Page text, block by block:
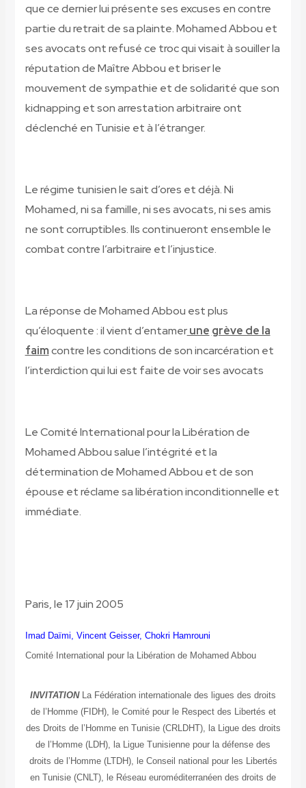
que ce dernier lui présente ses excuses en contre
partie du retrait de sa plainte. Mohamed Abbou et
ses avocats ont refusé ce troc qui visait à souiller la
réputation de Maître Abbou et briser le
mouvement de sympathie et de solidarité que son
kidnapping et son arrestation arbitraire ont
déclenché en Tunisie et à l’étranger.
Le régime tunisien le sait d’ores et déjà. Ni
Mohamed, ni sa famille, ni ses avocats, ni ses amis
ne sont corruptibles. Ils continueront ensemble le
combat contre l’arbitraire et l’injustice.
La réponse de Mohamed Abbou est plus
qu’éloquente : il vient d’entamerune grève de la
faimcontre les conditions de son incarcération et
l’interdiction qui lui est faite de voir ses avocats
Le Comité International pour la Libération de
Mohamed Abbou salue l’intégrité et la
détermination de Mohamed Abbou et de son
épouse et réclame sa libération inconditionnelle et
immédiate.
Paris, le 17 juin 2005
Imad Daïmi, Vincent Geisser, Chokri Hamrouni
Comité International pour la Libération de Mohamed Abbou
INVITATION La Fédération internationale des ligues des droits
de l’Homme (FIDH), le Comité pour le Respect des Libertés et
des Droits de l’Homme en Tunisie (CRLDHT), la Ligue des droits
de l’Homme (LDH), la Ligue Tunisienne pour la défense des
droits de l’Homme (LTDH), le Conseil national pour les Libertés
en Tunisie (CNLT), le Réseau euroméditerranéen des droits de